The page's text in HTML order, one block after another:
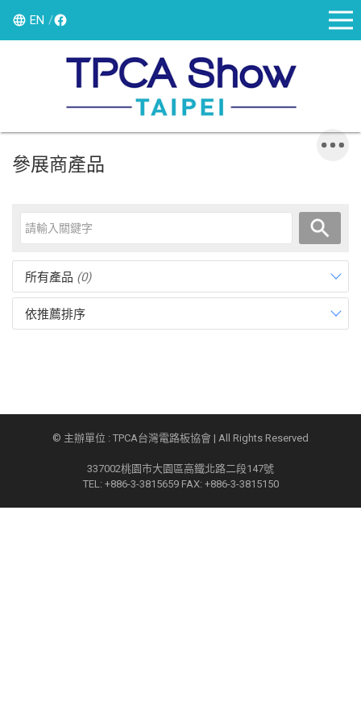
EN
參展商產品
所有產品 (0)
依推薦排序
© 主辦單位 : TPCA台灣電路板協會 | All Rights Reserved
337002桃園市大園區高鐵北路二段147號
TEL: +886-3-3815659 FAX: +886-3-3815150